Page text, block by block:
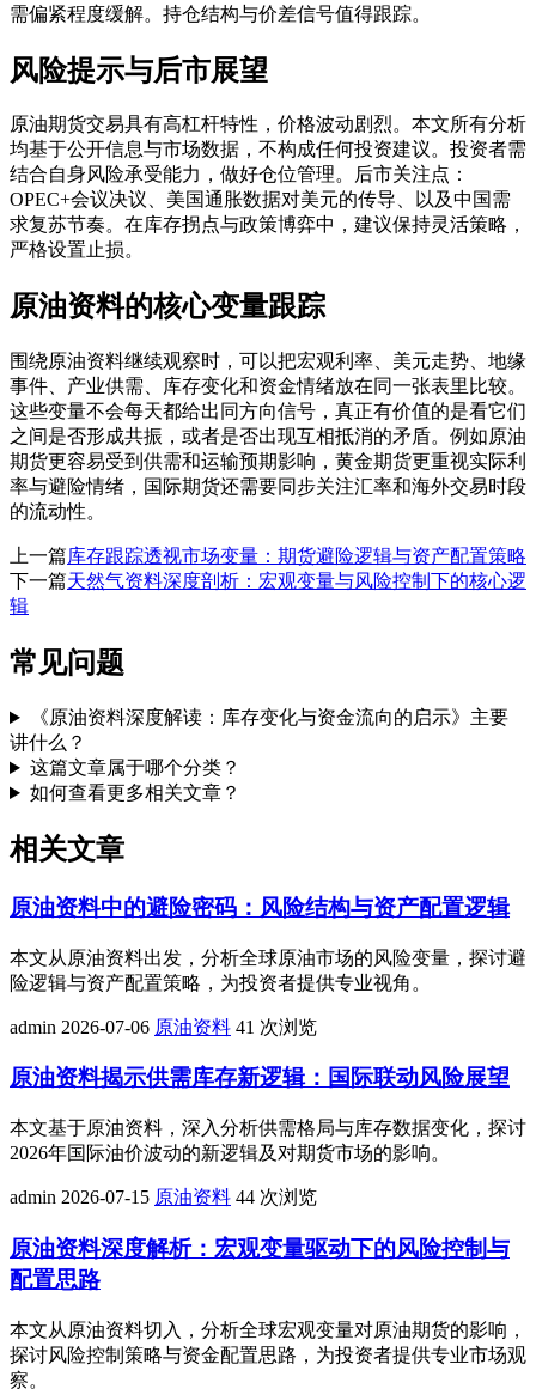
需偏紧程度缓解。持仓结构与价差信号值得跟踪。
风险提示与后市展望
原油期货交易具有高杠杆特性，价格波动剧烈。本文所有分析
均基于公开信息与市场数据，不构成任何投资建议。投资者需
结合自身风险承受能力，做好仓位管理。后市关注点：
OPEC+会议决议、美国通胀数据对美元的传导、以及中国需
求复苏节奏。在库存拐点与政策博弈中，建议保持灵活策略，
严格设置止损。
原油资料的核心变量跟踪
围绕原油资料继续观察时，可以把宏观利率、美元走势、地缘
事件、产业供需、库存变化和资金情绪放在同一张表里比较。
这些变量不会每天都给出同方向信号，真正有价值的是看它们
之间是否形成共振，或者是否出现互相抵消的矛盾。例如原油
期货更容易受到供需和运输预期影响，黄金期货更重视实际利
率与避险情绪，国际期货还需要同步关注汇率和海外交易时段
的流动性。
上一篇库存跟踪透视市场变量：期货避险逻辑与资产配置策略
下一篇天然气资料深度剖析：宏观变量与风险控制下的核心逻
辑
常见问题
《原油资料深度解读：库存变化与资金流向的启示》主要
讲什么？
这篇文章属于哪个分类？
如何查看更多相关文章？
相关文章
原油资料中的避险密码：风险结构与资产配置逻辑
本文从原油资料出发，分析全球原油市场的风险变量，探讨避
险逻辑与资产配置策略，为投资者提供专业视角。
admin 2026-07-06 原油资料 41 次浏览
原油资料揭示供需库存新逻辑：国际联动风险展望
本文基于原油资料，深入分析供需格局与库存数据变化，探讨
2026年国际油价波动的新逻辑及对期货市场的影响。
admin 2026-07-15 原油资料 44 次浏览
原油资料深度解析：宏观变量驱动下的风险控制与
配置思路
本文从原油资料切入，分析全球宏观变量对原油期货的影响，
探讨风险控制策略与资金配置思路，为投资者提供专业市场观
察。